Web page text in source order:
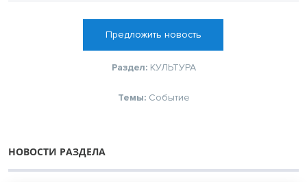
Предложить новость
Раздел: КУЛЬТУРА
Темы: Событие
НОВОСТИ РАЗДЕЛА